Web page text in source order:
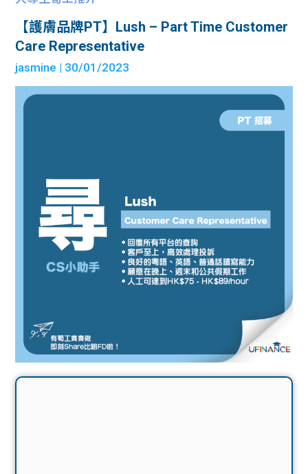
【護膚品牌PT】Lush – Part Time Customer
Care Representative
jasmine | 30/01/2023